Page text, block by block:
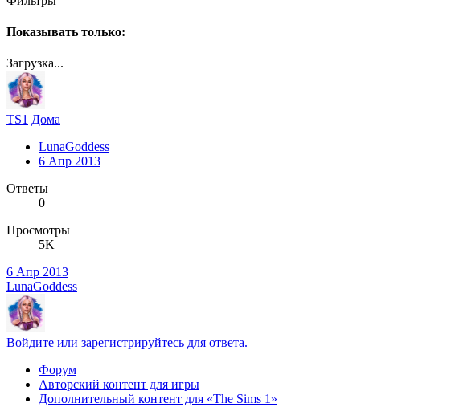
Показывать только:
Загрузка...
TS1 Дома
LunaGoddess
6 Апр 2013
Ответы
0
Просмотры
5K
6 Апр 2013
LunaGoddess
Войдите или зарегистрируйтесь для ответа.
Форум
Авторский контент для игры
Дополнительный контент для «The Sims 1»